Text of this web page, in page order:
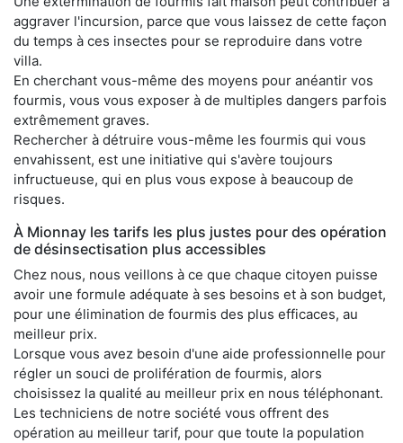
aggraver l'incursion, parce que vous laissez de cette façon
du temps à ces insectes pour se reproduire dans votre
villa.
En cherchant vous-même des moyens pour anéantir vos
fourmis, vous vous exposer à de multiples dangers parfois
extrêmement graves.
Rechercher à détruire vous-même les fourmis qui vous
envahissent, est une initiative qui s'avère toujours
infructueuse, qui en plus vous expose à beaucoup de
risques.
À Mionnay les tarifs les plus justes pour des opération
de désinsectisation plus accessibles
Chez nous, nous veillons à ce que chaque citoyen puisse
avoir une formule adéquate à ses besoins et à son budget,
pour une élimination de fourmis des plus efficaces, au
meilleur prix.
Lorsque vous avez besoin d'une aide professionnelle pour
régler un souci de prolifération de fourmis, alors
choisissez la qualité au meilleur prix en nous téléphonant.
Les techniciens de notre société vous offrent des
opération au meilleur tarif, pour que toute la population